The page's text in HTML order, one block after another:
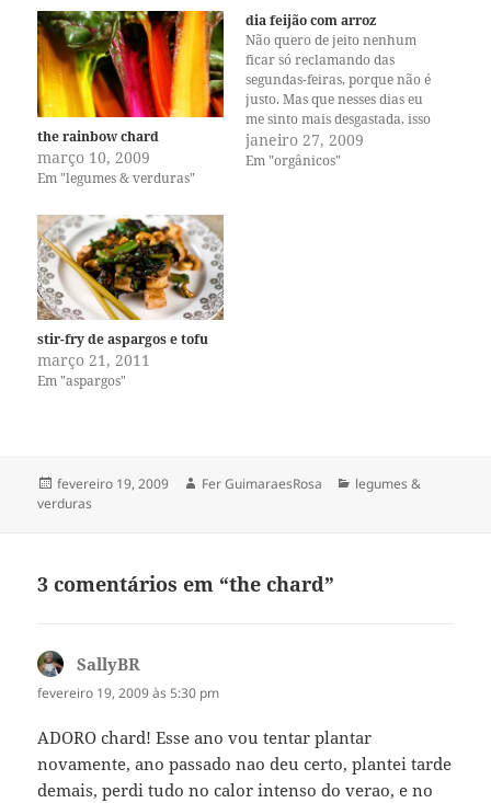
the rainbow chard
março 10, 2009
Em "legumes & verduras"
dia feijão com arroz
Não quero de jeito nenhum
ficar só reclamando das
segundas-feiras, porque não é
justo. Mas que nesses dias eu
me sinto mais desgastada, isso
é verdade. Faz tempo que o
Uriel vem sugerindo que eu
janeiro 27, 2009
Em "orgânicos"
stir-fry de aspargos e tofu
março 21, 2011
Em "aspargos"
Publicado
em
fevereiro 19, 2009 Autor
Fer GuimaraesRosa Categorias
legumes &
verduras
3 comentários em “the chard”
SallyBR
fevereiro 19, 2009 às 5:30 pm
ADORO chard! Esse ano vou tentar plantar
novamente, ano passado nao deu certo, plantei tarde
demais, perdi tudo no calor intenso do verao, e no